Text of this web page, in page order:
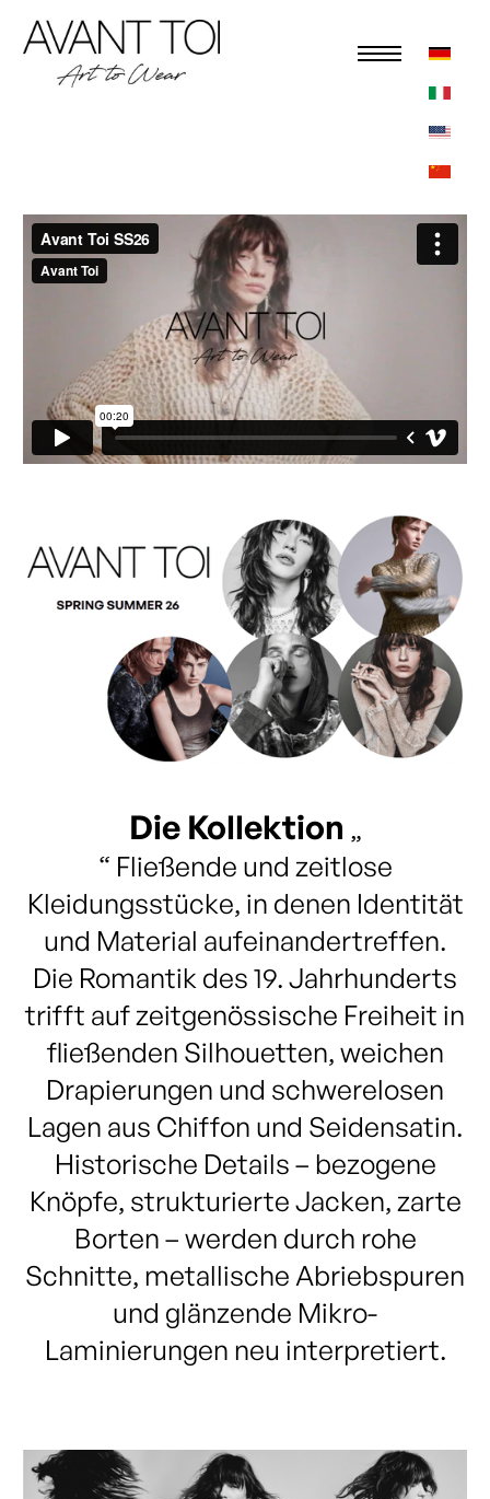
Die Kollektion „
“ ‍Fließende und zeitlose
Kleidungsstücke, in denen Identität
und Material aufeinandertreffen.
Die Romantik des 19. Jahrhunderts
trifft auf zeitgenössische Freiheit in
fließenden Silhouetten, weichen
Drapierungen und schwerelosen
Lagen aus Chiffon und Seidensatin.
Historische Details – bezogene
Knöpfe, strukturierte Jacken, zarte
Borten – werden durch rohe
Schnitte, metallische Abriebspuren
und glänzende Mikro-
Laminierungen neu interpretiert.